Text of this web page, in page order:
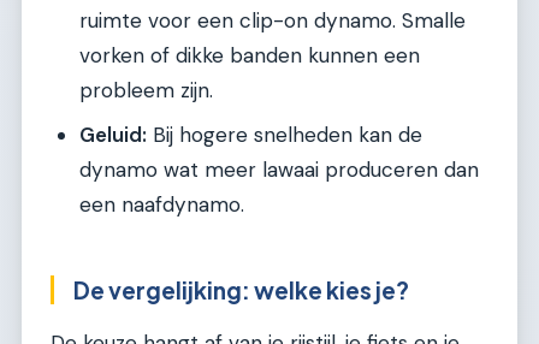
ruimte voor een clip-on dynamo. Smalle
vorken of dikke banden kunnen een
probleem zijn.
Geluid: Bij hogere snelheden kan de
dynamo wat meer lawaai produceren dan
een naafdynamo.
De vergelijking: welke kies je?